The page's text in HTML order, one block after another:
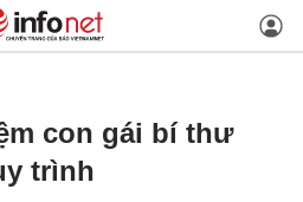
con gái bí thư
trình